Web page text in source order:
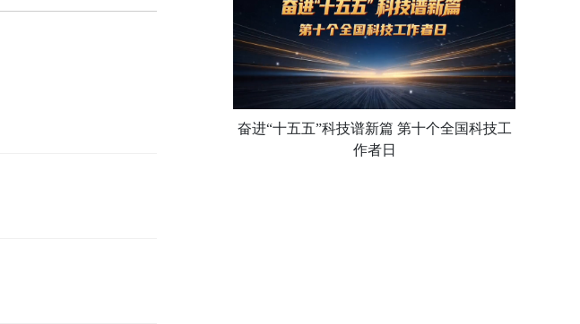
奋进“十五五”科技谱新篇 第十个全国科技工
作者日